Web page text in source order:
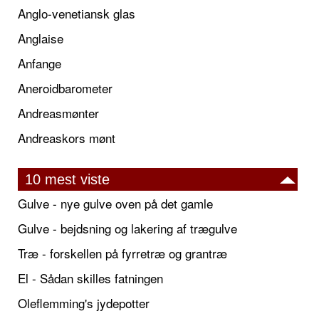
Anglo-venetiansk glas
Anglaise
Anfange
Aneroidbarometer
Andreasmønter
Andreaskors mønt
10 mest viste
Gulve - nye gulve oven på det gamle
Gulve - bejdsning og lakering af trægulve
Træ - forskellen på fyrretræ og grantræ
El - Sådan skilles fatningen
Oleflemming's jydepotter